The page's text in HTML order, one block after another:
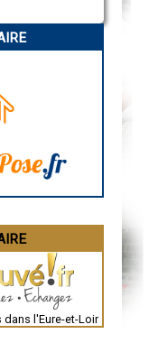
l'Eure-et-Loir